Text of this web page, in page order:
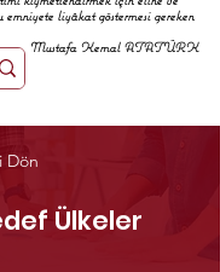
emniyete liyâkat göstermesi gereken
Mustafa Kemal ATATÜRK
Dön
Ülkeler